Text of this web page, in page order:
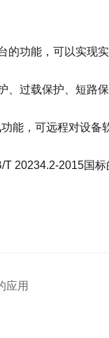
的功能，可以实现
、过载保护、短路
能，可远程对设备
T 20234.2-2015国
应用